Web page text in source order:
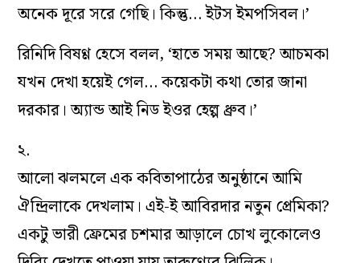
অনেক দূরে সরে গেছি। কিন্তু… ইটস ইমপসিবল।’
রিনিদি বিষণ্ণ হেসে বলল, ‘হাতে সময় আছে? আচমকা
যখন দেখা হয়েই গেল… কয়েকটা কথা তোর জানা
দরকার। অ্যান্ড আই নিড ইওর হেল্প ধ্রুব।’
২.
আলো ঝলমলে এক কবিতাপাঠের অনুষ্ঠানে আমি
ঐন্দ্রিলাকে দেখলাম। এই-ই আবিরদার নতুন প্রেমিকা?
একটু ভারী ফ্রেমের চশমার আড়ালে চোখ লুকোলেও